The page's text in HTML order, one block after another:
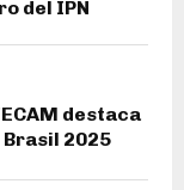
del IPN
destaca
2025